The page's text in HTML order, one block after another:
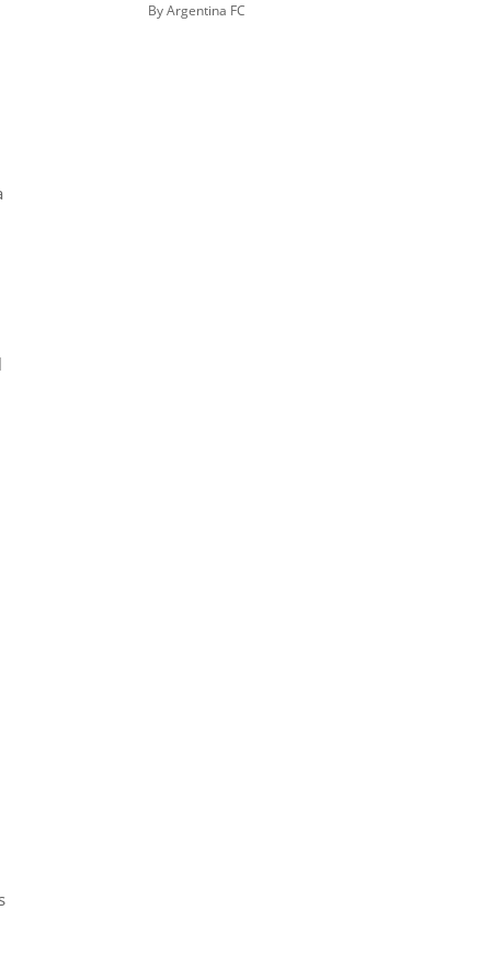
ByArgentina FC